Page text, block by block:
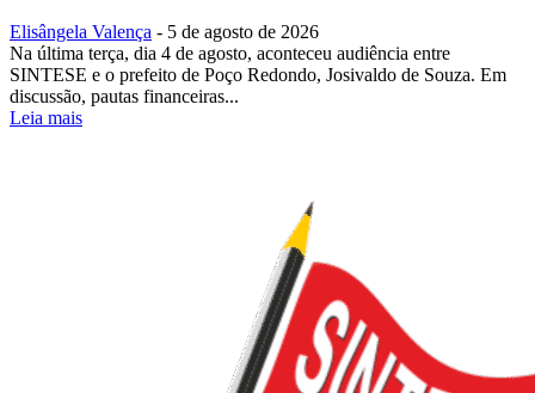
Elisângela Valença - 5 de agosto de 2026
Na última terça, dia 4 de agosto, aconteceu audiência entre
SINTESE e o prefeito de Poço Redondo, Josivaldo de Souza. Em
discussão, pautas financeiras...
Leia mais